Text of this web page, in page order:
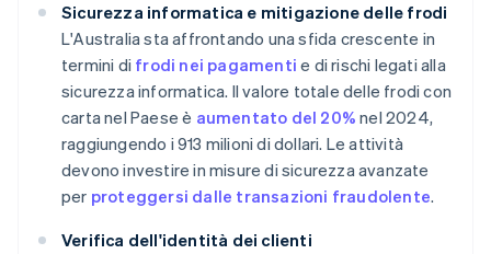
Sicurezza informatica e mitigazione delle frodi
L'Australia sta affrontando una sfida crescente in
termini di frodi nei pagamenti e di rischi legati alla
sicurezza informatica. Il valore totale delle frodi con
carta nel Paese è aumentato del 20% nel 2024,
raggiungendo i 913 milioni di dollari. Le attività
devono investire in misure di sicurezza avanzate
per proteggersi dalle transazioni fraudolente.
Verifica dell'identità dei clienti